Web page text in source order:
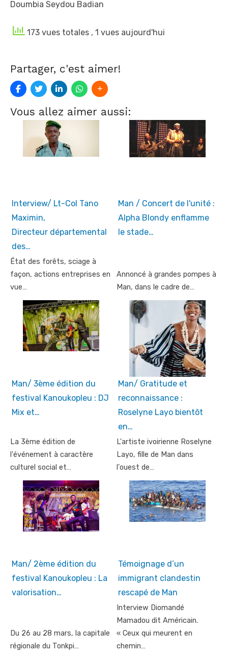
Doumbia Seydou Badian
173 vues totales , 1 vues aujourd'hui
Partager, c'est aimer!
Vous allez aimer aussi:
Interview/ Lt-Col Tano
Maximin,
Directeur départemental
des…
État des forêts, sciage à
façon, actions entreprises en
vue…
Man / Concert de l'unité :
Alpha Blondy enflamme
le stade…
Annoncé à grandes pompes à
Man, dans le cadre de…
Man/ 3ème édition du
festival Kanoukopleu : DJ
Mix et…
La 3ème édition de
l'événement à caractère
culturel social et…
Man/ Gratitude et
reconnaissance :
Roselyne Layo bientôt
en…
L'artiste ivoirienne Roselyne
Layo, fille de Man dans
l'ouest de…
Man/ 2ème édition du
festival Kanoukopleu : La
valorisation…
Du 26 au 28 mars, la capitale
régionale du Tonkpi…
Témoignage d’un
immigrant clandestin
rescapé de Man
Interview Diomandé
Mamadou dit Américain.
« Ceux qui meurent en
chemin…